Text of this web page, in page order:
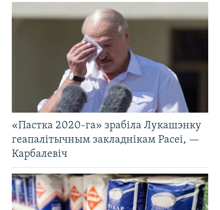
«Пастка 2020-га» зрабіла Лукашэнку
геапалітычным закладнікам Расеі, —
Карбалевіч